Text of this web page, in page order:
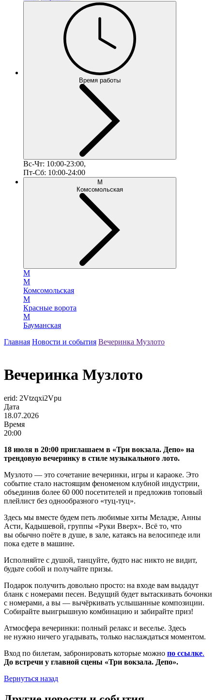
Время работы
Вс-Чт: 10:00-23:00,
Пт-Сб: 10:00-24:00
М
Комсомольская
М
М
Комсомольская
М
Красные ворота
М
Бауманская
Главная Новости и события Вечеринка Музлото
Вечеринка Музлото
erid: 2Vtzqxi2Vpu
Дата
18.07.2026
Время
20:00
18 июля в 20:00 приглашаем в «Три вокзала. Депо» на
трендовую вечеринку в стиле музыкального лото.
Музлото — это сочетание вечеринки, игры и караоке. Это
событие стало настоящим феноменом клубной индустрии,
объединив более 60 000 посетителей и предложив топовый
плейлист без однообразного «туц-туц».
Здесь мы вместе будем петь любимые хиты Меладзе, Анны
Асти, Кадышевой, группы «Руки Вверх». Всё то, что
вы обычно поёте в душе, в зале, катаясь на велосипеде или
пока едете в машине.
Исполняйте с душой, танцуйте, будто нас никто не видит,
будьте собой и получайте призы.
Подарок получить довольно просто: на входе вам выдадут
бланк с номерами песен. Ведущий будет вытаскивать бочонки
с номерами, а вы — вычёркивать услышанные композиции.
Собирайте выигрышную комбинацию и забирайте приз!
Атмосфера вечеринки: полный релакс и веселье. Здесь
не нужно ничего угадывать, только наслаждаться моментом.
Вход по билетам, забронировать которые можно по ссылке.
До встречи у главной сцены «Три вокзала. Депо».
Вернуться назад